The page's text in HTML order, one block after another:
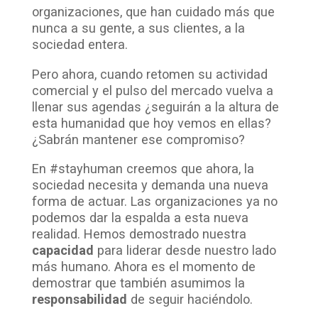
organizaciones, que han cuidado más que
nunca a su gente, a sus clientes, a la
sociedad entera.
Pero ahora, cuando retomen su actividad
comercial y el pulso del mercado vuelva a
llenar sus agendas ¿seguirán a la altura de
esta humanidad que hoy vemos en ellas?
¿Sabrán mantener ese compromiso?
En #stayhuman creemos que ahora, la
sociedad necesita y demanda una nueva
forma de actuar. Las organizaciones ya no
podemos dar la espalda a esta nueva
realidad. Hemos demostrado nuestra
capacidad para liderar desde nuestro lado
más humano. Ahora es el momento de
demostrar que también asumimos la
responsabilidad de seguir haciéndolo.